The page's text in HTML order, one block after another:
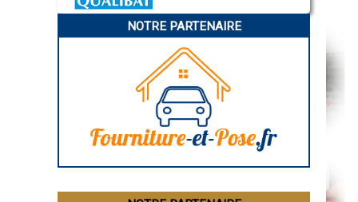
Narbonne
Marseille
Saint-Brieuc
Besançon
Évreux
NOTRE PARTENAIRE